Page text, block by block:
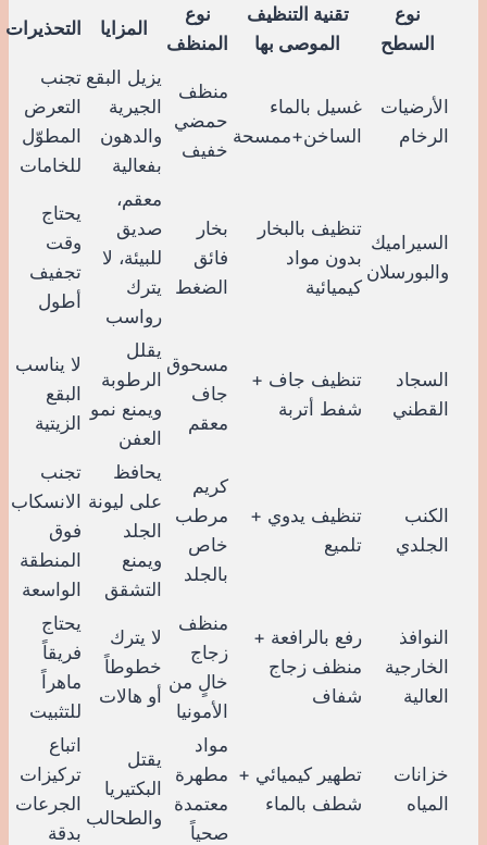
نوع
السطح
تقنية التنظيف
الموصى بها
نوع
المنظف
المزايا التحذيرات
الأرضيات
الرخام
غسيل بالماء
الساخن+ممسحة
منظف
حمضي
خفيف
يزيل البقع
الجيرية
والدهون
بفعالية
تجنب
التعرض
المطوّل
للخامات
السيراميك
والبورسلان
تنظيف بالبخار
بدون مواد
كيميائية
بخار
فائق
الضغط
معقم،
صديق
للبيئة، لا
يترك
رواسب
يحتاج
وقت
تجفيف
أطول
السجاد
القطني
تنظيف جاف +
شفط أتربة
مسحوق
جاف
معقم
يقلل
الرطوبة
ويمنع نمو
العفن
لا يناسب
البقع
الزيتية
الكنب
الجلدي
تنظيف يدوي +
تلميع
كريم
مرطب
خاص
بالجلد
يحافظ
على ليونة
الجلد
ويمنع
التشقق
تجنب
الانسكاب
فوق
المنطقة
الواسعة
النوافذ
الخارجية
العالية
رفع بالرافعة +
منظف زجاج
شفاف
منظف
زجاج
خالٍ من
الأمونيا
لا يترك
خطوطاً
أو هالات
يحتاج
فريقاً
ماهراً
للتثبيت
خزانات
المياه
تطهير كيميائي +
شطف بالماء
مواد
مطهرة
معتمدة
صحياً
يقتل
البكتيريا
والطحالب
اتباع
تركيزات
الجرعات
بدقة